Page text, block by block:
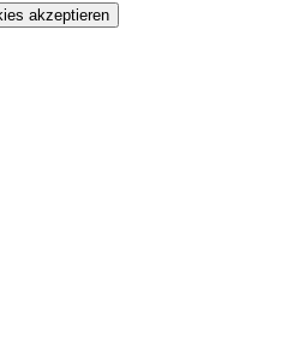
akzeptieren